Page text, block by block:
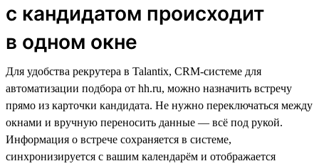
с кандидатом происходит
в одном окне
Для удобства рекрутера в Talantix, CRM-cистеме для
автоматизации подбора от hh.ru, можно назначить встречу
прямо из карточки кандидата. Не нужно переключаться между
окнами и вручную переносить данные — всё под рукой.
Информация о встрече сохраняется в системе,
синхронизируется с вашим календарём и отображается